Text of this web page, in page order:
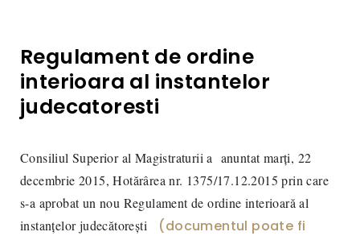
Regulament de ordine
interioara al instantelor
judecatoresti
Consiliul Superior al Magistraturii a anuntat marți, 22
decembrie 2015, Hotărârea nr. 1375/17.12.2015 prin care
s-a aprobat un nou Regulament de ordine interioară al
instanţelor judecătoreşti
(documentul poate fi